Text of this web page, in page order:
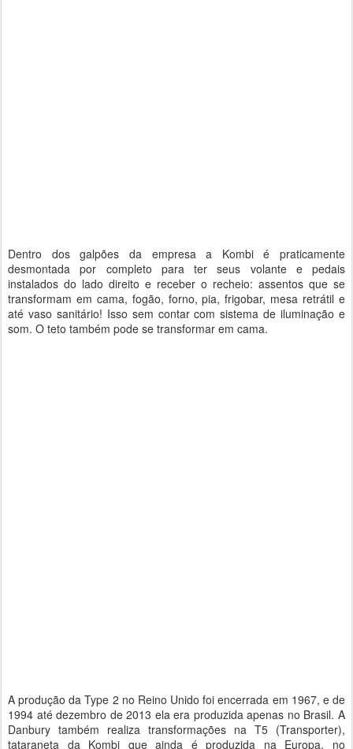
Dentro dos galpões da empresa a Kombi é praticamente
desmontada por completo para ter seus volante e pedais
instalados do lado direito e receber o recheio: assentos que se
transformam em cama, fogão, forno, pia, frigobar, mesa retrátil e
até vaso sanitário! Isso sem contar com sistema de iluminação e
som. O teto também pode se transformar em cama.
A produção da Type 2 no Reino Unido foi encerrada em 1967, e de
1994 até dezembro de 2013 ela era produzida apenas no Brasil. A
Danbury também realiza transformações na T5 (Transporter),
tataraneta da Kombi que ainda é produzida na Europa, no